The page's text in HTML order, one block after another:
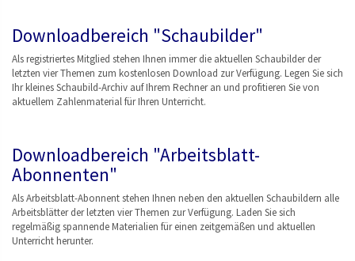
Downloadbereich "Schaubilder"
Als registriertes Mitglied stehen Ihnen immer die aktuellen Schaubilder der
letzten vier Themen zum kostenlosen Download zur Verfügung. Legen Sie sich
Ihr kleines Schaubild-Archiv auf Ihrem Rechner an und profitieren Sie von
aktuellem Zahlenmaterial für Ihren Unterricht.
Downloadbereich "Arbeitsblatt-
Abonnenten"
Als Arbeitsblatt-Abonnent stehen Ihnen neben den aktuellen Schaubildern alle
Arbeitsblätter der letzten vier Themen zur Verfügung. Laden Sie sich
regelmäßig spannende Materialien für einen zeitgemäßen und aktuellen
Unterricht herunter.